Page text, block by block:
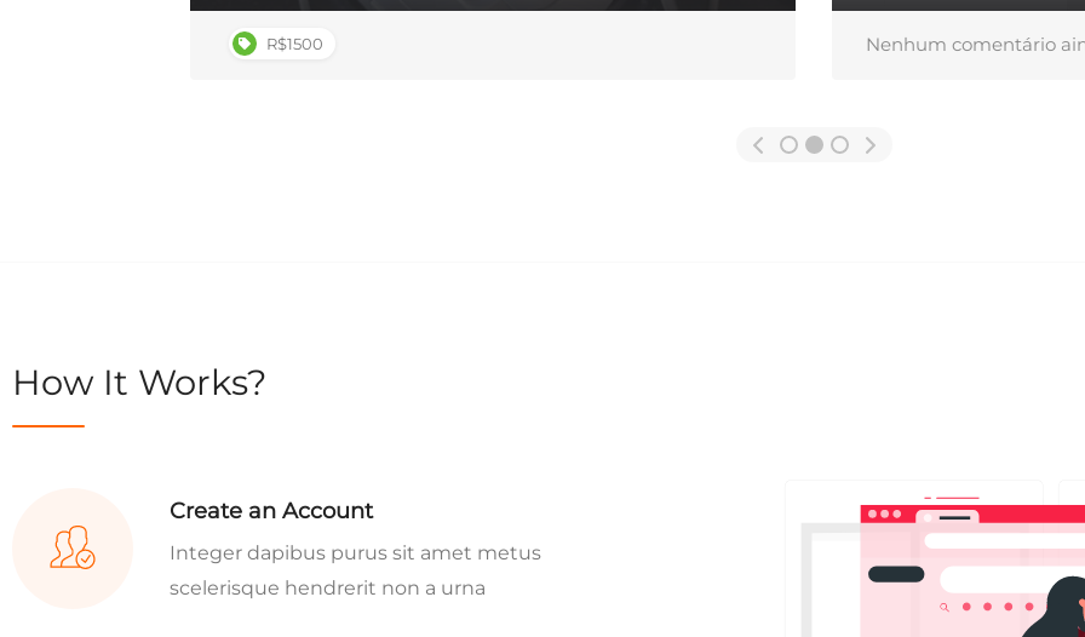
R$1500 Nenhum comentário
How It Works?
Create an Account
Integer dapibus purus sit amet metus
scelerisque hendrerit non a urna